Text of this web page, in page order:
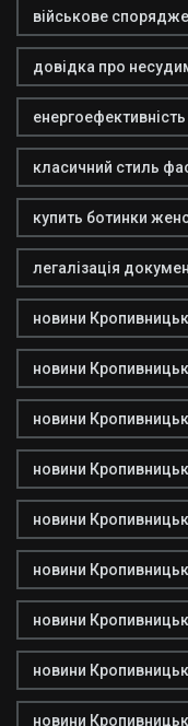
військове
довідка про
класичний стиль
купить ботинки
легалізація
новини
новини
новини
новини
новини
новини
новини
новини
новини